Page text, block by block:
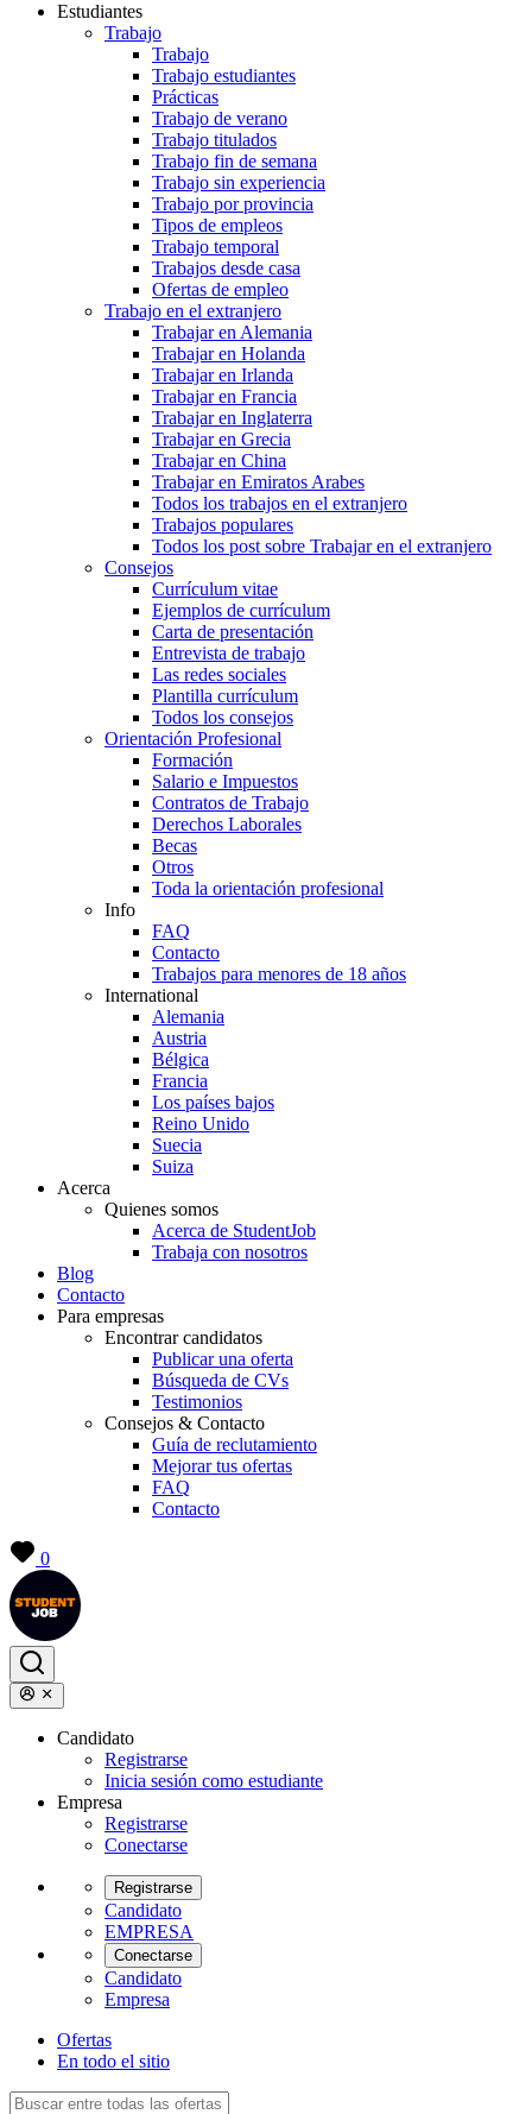
Estudiantes
Trabajo
Trabajo
Trabajo estudiantes
Prácticas
Trabajo de verano
Trabajo titulados
Trabajo fin de semana
Trabajo sin experiencia
Trabajo por provincia
Tipos de empleos
Trabajo temporal
Trabajos desde casa
Ofertas de empleo
Trabajo en el extranjero
Trabajar en Alemania
Trabajar en Holanda
Trabajar en Irlanda
Trabajar en Francia
Trabajar en Inglaterra
Trabajar en Grecia
Trabajar en China
Trabajar en Emiratos Arabes
Todos los trabajos en el extranjero
Trabajos populares
Todos los post sobre Trabajar en el extranjero
Consejos
Currículum vitae
Ejemplos de currículum
Carta de presentación
Entrevista de trabajo
Las redes sociales
Plantilla currículum
Todos los consejos
Orientación Profesional
Formación
Salario e Impuestos
Contratos de Trabajo
Derechos Laborales
Becas
Otros
Toda la orientación profesional
Info
FAQ
Contacto
Trabajos para menores de 18 años
International
Alemania
Austria
Bélgica
Francia
Los países bajos
Reino Unido
Suecia
Suiza
Acerca
Quienes somos
Acerca de StudentJob
Trabaja con nosotros
Blog
Contacto
Para empresas
Encontrar candidatos
Publicar una oferta
Búsqueda de CVs
Testimonios
Consejos & Contacto
Guía de reclutamiento
Mejorar tus ofertas
FAQ
Contacto
0
Candidato
Registrarse
Inicia sesión como estudiante
Empresa
Registrarse
Conectarse
Registrarse
Candidato
EMPRESA
Conectarse
Candidato
Empresa
Ofertas
En todo el sitio